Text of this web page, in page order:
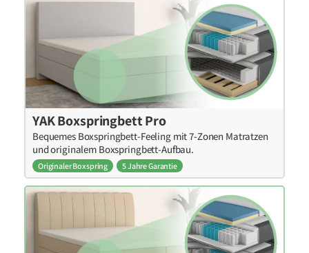
YAK Boxspringbett Pro
Bequemes Boxspringbett-Feeling mit 7-Zonen Matratzen
und originalem Boxspringbett-Aufbau.
Originaler Boxspring 5 Jahre Garantie